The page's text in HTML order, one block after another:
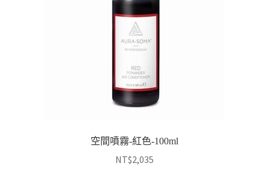
空間噴霧-紅色-100ml
NT$2,035